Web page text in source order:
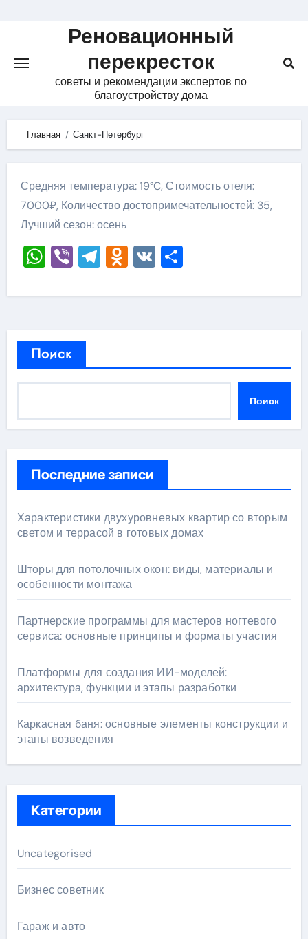
Реновационный
перекресток
советы и рекомендации экспертов по
благоустройству дома
Главная Санкт-Петербург
Средняя температура: 19°C, Стоимость отеля:
7000₽, Количество достопримечательностей: 35,
Лучший сезон: осень
WhatsApp
ViberTelegram
Odnoklassniki
VKОтправить
Поиск
Поиск
Последние записи
Характеристики двухуровневых квартир со вторым
светом и террасой в готовых домах
Шторы для потолочных окон: виды, материалы и
особенности монтажа
Партнерские программы для мастеров ногтевого
сервиса: основные принципы и форматы участия
Платформы для создания ИИ-моделей:
архитектура, функции и этапы разработки
Каркасная баня: основные элементы конструкции и
этапы возведения
Категории
Uncategorised
Бизнес советник
Гараж и авто